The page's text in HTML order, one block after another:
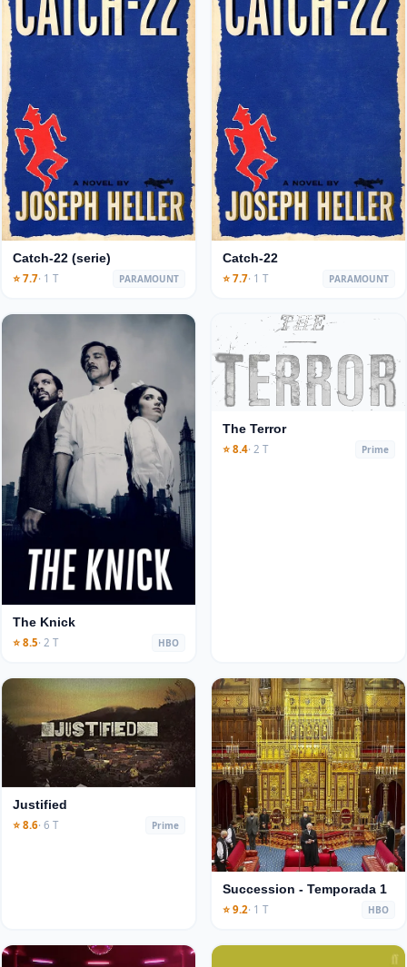
Catch-22 (serie)
⭐ 7.7· 1 T PARAMOUNT
Catch-22
⭐ 7.7· 1 T PARAMOUNT
The Knick
⭐ 8.5· 2 T HBO
The Terror
⭐ 8.4· 2 T Prime
Justified
⭐ 8.6· 6 T Prime
Succession - Temporada 1
⭐ 9.2· 1 T HBO